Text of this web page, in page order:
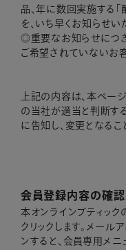
品、年に数回実施する
を、いち早くお知らせい
◎重要なお知らせにつ
ご希望されていないお
上記の内容は、本ペー
の当社が適当と判断す
に告知し、変更となるこ
会員登録内容の確認
本オンラインブティック
クリックします。メール
ンすると、会員専用メ